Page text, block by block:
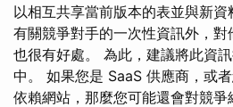
以相互共享當前版本的表並與新
有關競爭對手的一次性資訊外，
也很有好處。 為此，建議將此資
中。 如果您是 SaaS 供應商，或
依賴網站，那麼您可能還會對競